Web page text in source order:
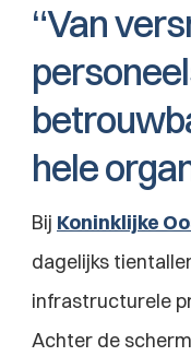
“Van
hele
Bij Koninklijke
dagelijks
infrastructurele
Achter de